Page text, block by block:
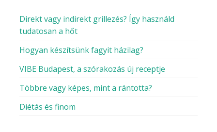
Direkt vagy indirekt grillezés? Így használd
tudatosan a hőt
Hogyan készítsünk fagyit házilag?
VIBE Budapest, a szórakozás új receptje
Többre vagy képes, mint a rántotta?
Diétás és finom